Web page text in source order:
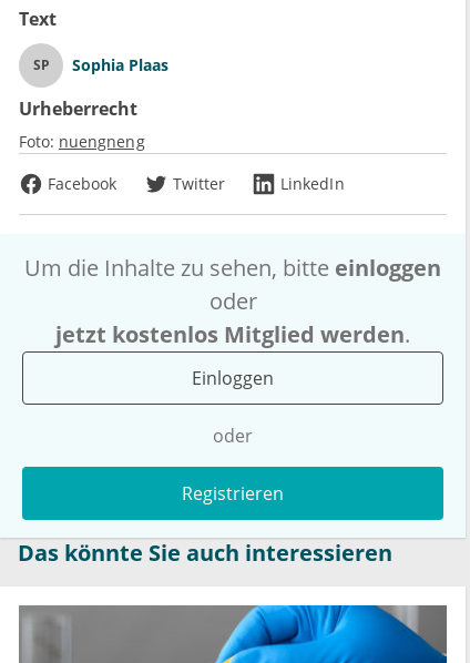
Text
SP Sophia Plaas
Urheberrecht
Foto: nuengneng
Facebook
Twitter LinkedIn
Um die Inhalte zu sehen, bitte einloggen
oder
jetzt kostenlos Mitglied werden.
Einloggen
oder
Registrieren
Das könnte Sie auch interessieren